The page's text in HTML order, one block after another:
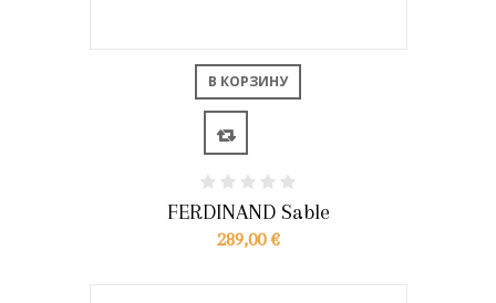
В КОРЗИНУ
FERDINAND Sable
289,00 €